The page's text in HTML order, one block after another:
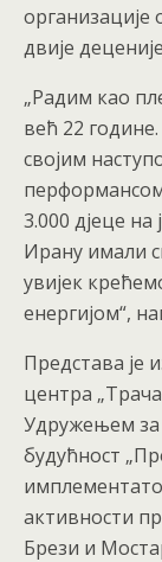
организације
двије
„Радим као
већ 22
својим
3.000 дјеце
Ирану имали
увијек
енергијом“,
Представа је
центра
Удружењем за
будућност
активности
Брези и